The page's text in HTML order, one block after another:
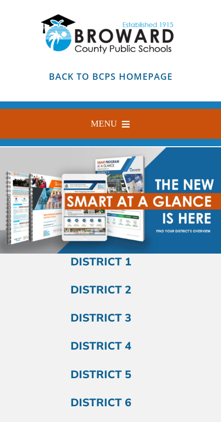
BACK TO BCPS HOMEPAGE
MENU
HOME
ABOUT
FIND YOUR SCHOOL
BLOG
CAMPAIGN
SUBSCRIBE
CONTACT
DISTRICT 1
DISTRICT 2
DISTRICT 3
DISTRICT 4
DISTRICT 5
DISTRICT 6